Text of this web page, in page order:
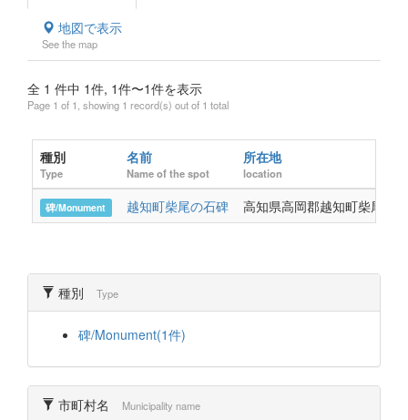
地図で表示
See the map
全 1 件中 1件, 1件〜1件を表示
Page 1 of 1, showing 1 record(s) out of 1 total
種別
Type
名前
Name of the spot
所在地
location
碑/Monument 越知町柴尾の石碑 高知県高岡郡越知町柴尾
種別 Type
碑/Monument(1件)
市町村名 Municipality name